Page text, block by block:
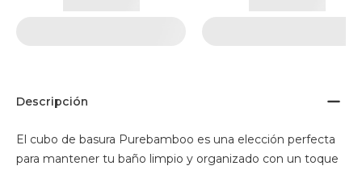
Descripción
El cubo de basura Purebamboo es una elección perfecta
para mantener tu baño limpio y organizado con un toque